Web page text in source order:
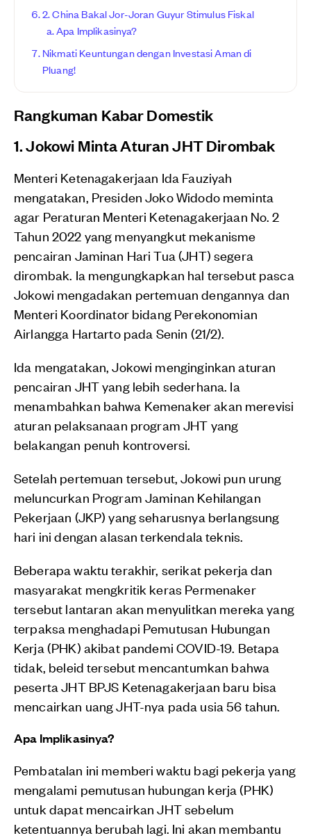
2. China Bakal Jor-Joran Guyur Stimulus Fiskal
Apa Implikasinya?
Nikmati Keuntungan dengan Investasi Aman di
Pluang!
Rangkuman Kabar Domestik
1. Jokowi Minta Aturan JHT Dirombak
Menteri Ketenagakerjaan Ida Fauziyah
mengatakan, Presiden Joko Widodo meminta
agar Peraturan Menteri Ketenagakerjaan No. 2
Tahun 2022 yang menyangkut mekanisme
pencairan Jaminan Hari Tua (JHT) segera
dirombak. Ia mengungkapkan hal tersebut pasca
Jokowi mengadakan pertemuan dengannya dan
Menteri Koordinator bidang Perekonomian
Airlangga Hartarto pada Senin (21/2).
Ida mengatakan, Jokowi menginginkan aturan
pencairan JHT yang lebih sederhana. Ia
menambahkan bahwa Kemenaker akan merevisi
aturan pelaksanaan program JHT yang
belakangan penuh kontroversi.
Setelah pertemuan tersebut, Jokowi pun urung
meluncurkan Program Jaminan Kehilangan
Pekerjaan (JKP) yang seharusnya berlangsung
hari ini dengan alasan terkendala teknis.
Beberapa waktu terakhir, serikat pekerja dan
masyarakat mengkritik keras Permenaker
tersebut lantaran akan menyulitkan mereka yang
terpaksa menghadapi Pemutusan Hubungan
Kerja (PHK) akibat pandemi COVID-19. Betapa
tidak, beleid tersebut mencantumkan bahwa
peserta JHT BPJS Ketenagakerjaan baru bisa
mencairkan uang JHT-nya pada usia 56 tahun.
Apa Implikasinya?
Pembatalan ini memberi waktu bagi pekerja yang
mengalami pemutusan hubungan kerja (PHK)
untuk dapat mencairkan JHT sebelum
ketentuannya berubah lagi. Ini akan membantu